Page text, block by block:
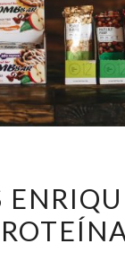
CON